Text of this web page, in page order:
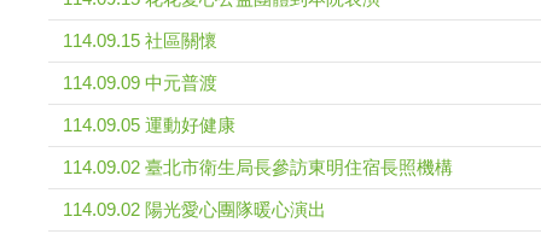
114.09.15 社區關懷
114.09.09 中元普渡
114.09.05 運動好健康
114.09.02 臺北市衛生局長參訪東明住宿長照機構
114.09.02 陽光愛心團隊暖心演出